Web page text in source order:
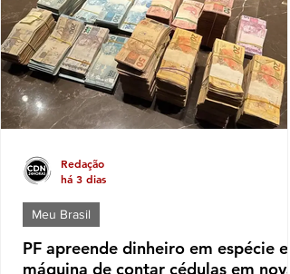
de deputado (a) nas eleições de outubro
próximo a que mais aparece com solidez
política é a da deputada pessed
PF apreende dinheiro em espécie e
máquina de contar cédulas em nova
Meu Brasil
Redação
há 3 dias